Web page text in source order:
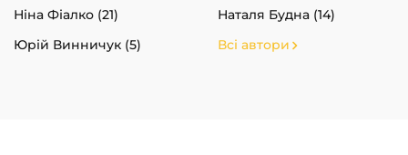
Ніна Фіалко (21)
Наталя Будна (14)
Юрій Винничук (5)
Всі автори